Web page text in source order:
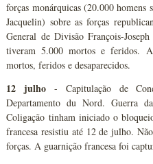
forças monárquicas (20.000 homens
Jacquelin) sobre as forças
General de Divisão François-
tiveram 5.000 mortos e feridos.
mortos, feridos e desaparecidos.
12 julho - Capitulação de
Departamento du Nord. Guerra
Coligação tinham iniciado o
francesa resistiu até 12 de julho.
forças. A guarnição francesa foi